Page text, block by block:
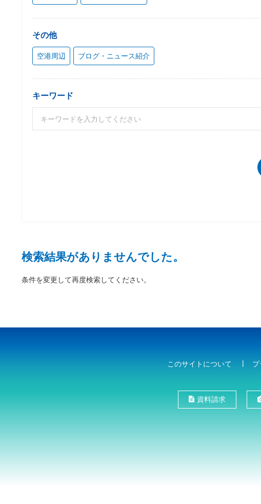
その他
空港周辺 ブログ・ニュース紹介
キーワード
検索結果がありませんでした。
条件を変更して再度検索してください。
このサイトについて
資料請求